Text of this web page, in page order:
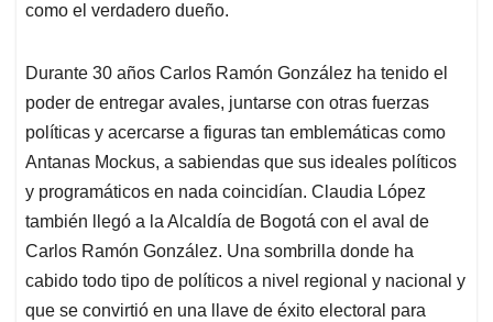
como el verdadero dueño.
Durante 30 años Carlos Ramón González ha tenido el
poder de entregar avales, juntarse con otras fuerzas
políticas y acercarse a figuras tan emblemáticas como
Antanas Mockus, a sabiendas que sus ideales políticos
y programáticos en nada coincidían. Claudia López
también llegó a la Alcaldía de Bogotá con el aval de
Carlos Ramón González. Una sombrilla donde ha
cabido todo tipo de políticos a nivel regional y nacional y
que se convirtió en una llave de éxito electoral para